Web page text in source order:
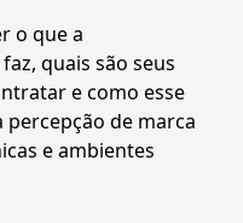
o que a
quais são seus
e como esse
de marca
e ambientes